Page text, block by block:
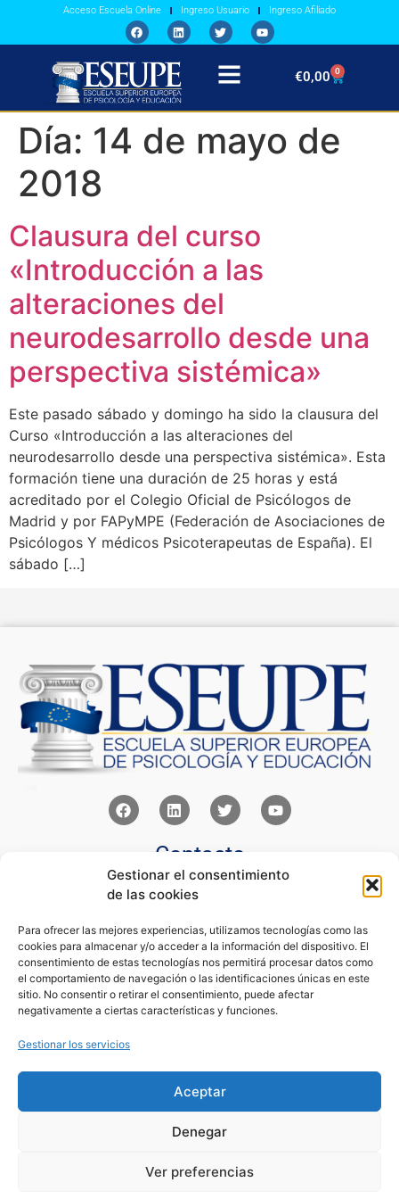
Gestionar el consentimiento
de las cookies
Para ofrecer las mejores experiencias, utilizamos tecnologías como las
cookies para almacenar y/o acceder a la información del dispositivo. El
consentimiento de estas tecnologías nos permitirá procesar datos como
el comportamiento de navegación o las identificaciones únicas en este
sitio. No consentir o retirar el consentimiento, puede afectar
negativamente a ciertas características y funciones.
Gestionar los servicios
Aceptar
Denegar
Ver preferencias
Acceso Escuela Online Ingreso Usuario Ingreso Afiliado
€0,00 0
Día: 14 de mayo de
2018
Clausura del curso
«Introducción a las
alteraciones del
neurodesarrollo desde una
perspectiva sistémica»
Este pasado sábado y domingo ha sido la clausura del
Curso «Introducción a las alteraciones del
neurodesarrollo desde una perspectiva sistémica». Esta
formación tiene una duración de 25 horas y está
acreditado por el Colegio Oficial de Psicólogos de
Madrid y por FAPyMPE (Federación de Asociaciones de
Psicólogos Y médicos Psicoterapeutas de España). El
sábado […]
Contacto
Av Juan XXIII 15b Pozuelo de Alarcón – Madrid
+34 91 352 77 28
Links
Norlan Digital Marketing Para Psicólogos
Psicólogos Pozuelo
Psicología Para Tod@s
Legal
Condiciones de Uso y Venta
Política de Privacidad